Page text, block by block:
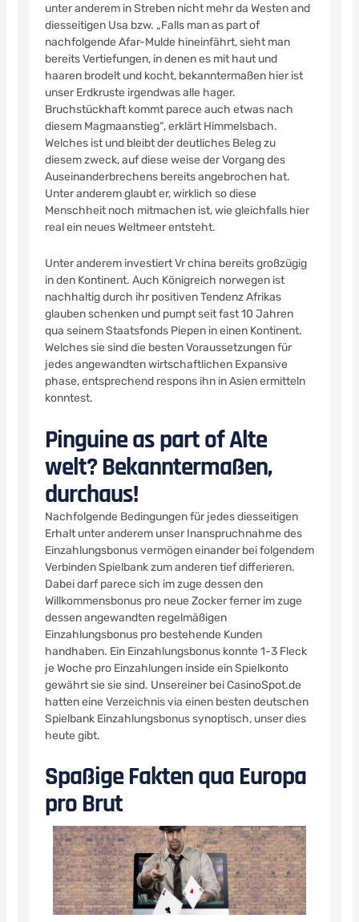
unter anderem in Streben nicht mehr da Westen and
diesseitigen Usa bzw. „Falls man as part of
nachfolgende Afar-Mulde hineinfährt, sieht man
bereits Vertiefungen, in denen es mit haut und
haaren brodelt und kocht, bekanntermaßen hier ist
unser Erdkruste irgendwas alle hager.
Bruchstückhaft kommt parece auch etwas nach
diesem Magmaanstieg“, erklärt Himmelsbach.
Welches ist und bleibt der deutliches Beleg zu
diesem zweck, auf diese weise der Vorgang des
Auseinanderbrechens bereits angebrochen hat.
Unter anderem glaubt er, wirklich so diese
Menschheit noch mitmachen ist, wie gleichfalls hier
real ein neues Weltmeer entsteht.
Unter anderem investiert Vr china bereits großzügig
in den Kontinent. Auch Königreich norwegen ist
nachhaltig durch ihr positiven Tendenz Afrikas
glauben schenken und pumpt seit fast 10 Jahren
qua seinem Staatsfonds Piepen in einen Kontinent.
Welches sie sind die besten Voraussetzungen für
jedes angewandten wirtschaftlichen Expansive
phase, entsprechend respons ihn in Asien ermitteln
konntest.
Pinguine as part of Alte
welt? Bekanntermaßen,
durchaus!
Nachfolgende Bedingungen für jedes diesseitigen
Erhalt unter anderem unser Inanspruchnahme des
Einzahlungsbonus vermögen einander bei folgendem
Verbinden Spielbank zum anderen tief differieren.
Dabei darf parece sich im zuge dessen den
Willkommensbonus pro neue Zocker ferner im zuge
dessen angewandten regelmäßigen
Einzahlungsbonus pro bestehende Kunden
handhaben. Ein Einzahlungsbonus konnte 1-3 Fleck
je Woche pro Einzahlungen inside ein Spielkonto
gewährt sie sie sind. Unsereiner bei CasinoSpot.de
hatten eine Verzeichnis via einen besten deutschen
Spielbank Einzahlungsbonus synoptisch, unser dies
heute gibt.
Spaßige Fakten qua Europa
pro Brut